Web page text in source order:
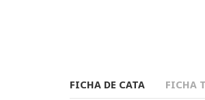
FICHA DE CATA FICHA